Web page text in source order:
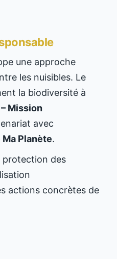
une approche
les nuisibles. Le
la biodiversité à
– Mission
avec
Ma Planète.
protection des
actions concrètes de